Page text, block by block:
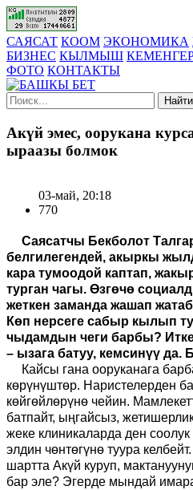
САЯСАТ КООМ ЭКОНОМИКА
БИЗНЕС КЫЛМЫШ
ФОТО КОНТАКТЫ
Найти
Акүй эмес, оорукана
ыраазы болмок
03-май, 20:18
770
Саясатчы Бекболот
белгилегендей, акыркы
кара тумоодой каптап,
турган чагы. Өзгөчө
жеткен заманда жашап
Көп нерсеге сабыр кылып
чыдамдын чеги барбы?
– ызага батуу, кемсинүү да.
Кайсы гана ооруканага
көрүнүштөр. Наристелерден
көйгөйлөрүнө чейин.
батпайт, ыңгайсыз,
жеке клиникаларда ден
элдин чөнтөгүнө туура
шартта Акүй куруп,
бар эле? Эгерде мындай